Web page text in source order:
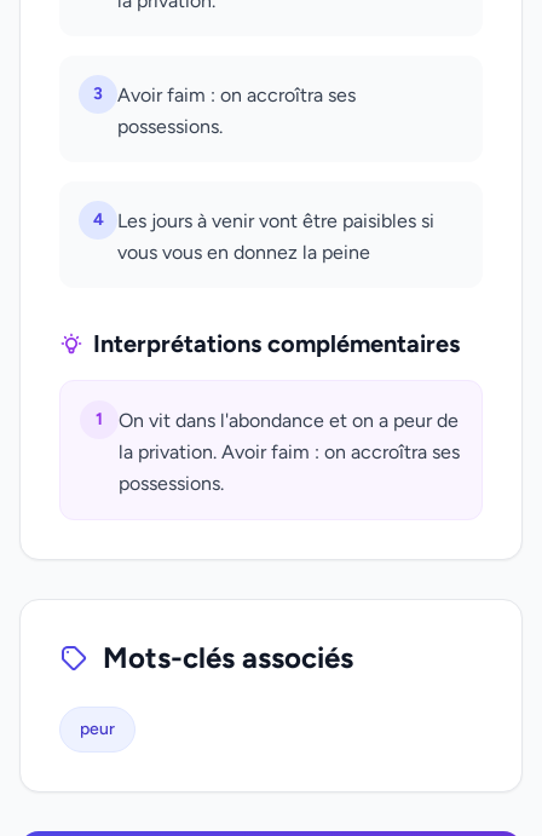
3
Avoir faim : on accroîtra ses
possessions.
4
Les jours à venir vont être paisibles si
vous vous en donnez la peine
Interprétations complémentaires
1
On vit dans l'abondance et on a peur de
la privation. Avoir faim : on accroîtra ses
possessions.
Mots-clés associés
peur